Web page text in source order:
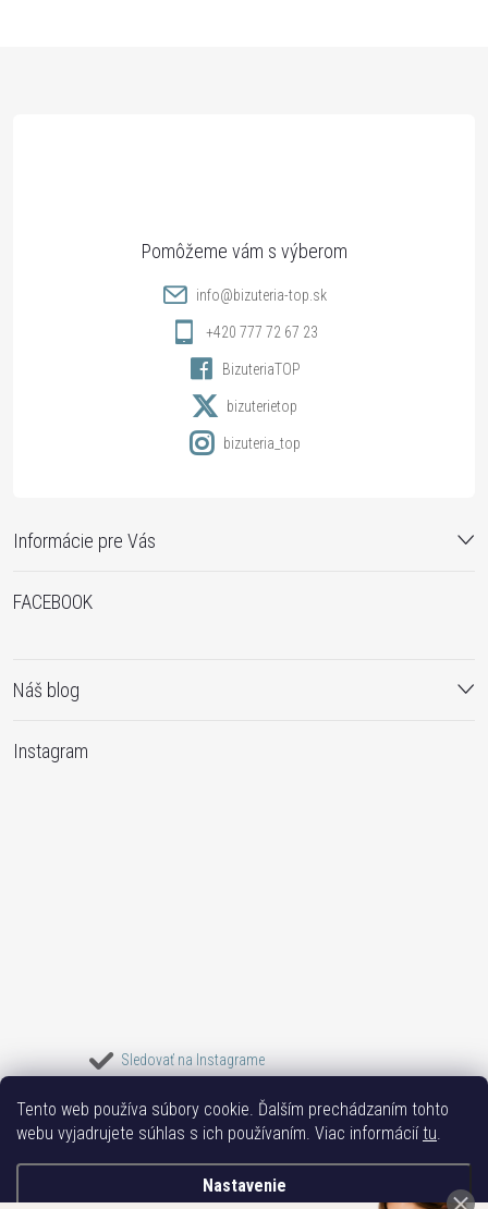
Tento web používa súbory cookie. Ďalším prechádzaním tohto
webu vyjadrujete súhlas s ich používaním. Viac informáciítu.
Nastavenie
Informácie pre Vás
info@bizuteria-top.sk
+420 777 72 67 23
BizuteriaTOP
bizuterietop
bizuteria_top
FACEBOOK
Náš blog
Instagram
Sledovať na Instagrame
Bižuterie TOP Vše k mobilu Mobil příslušenství